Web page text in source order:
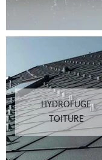
HYDROFUGE
TOITURE